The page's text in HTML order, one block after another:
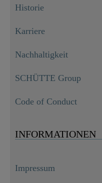
Historie
Karriere
Nachhaltigkeit
SCHÜTTE Group
Code of Conduct
INFORMATIONEN
Impressum